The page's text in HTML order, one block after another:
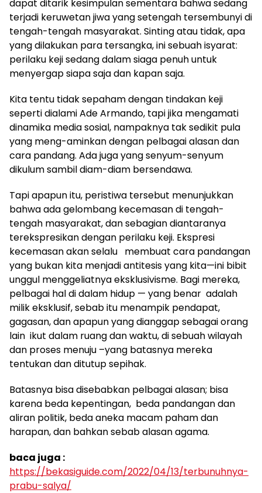
dapat ditarik kesimpulan sementara bahwa sedang
terjadi keruwetan jiwa yang setengah tersembunyi di
tengah-tengah masyarakat. Sinting atau tidak, apa
yang dilakukan para tersangka, ini sebuah isyarat:
perilaku keji sedang dalam siaga penuh untuk
menyergap siapa saja dan kapan saja.
Kita tentu tidak sepaham dengan tindakan keji
seperti dialami Ade Armando, tapi jika mengamati
dinamika media sosial, nampaknya tak sedikit pula
yang meng-aminkan dengan pelbagai alasan dan
cara pandang. Ada juga yang senyum-senyum
dikulum sambil diam-diam bersendawa.
Tapi apapun itu, peristiwa tersebut menunjukkan
bahwa ada gelombang kecemasan di tengah-
tengah masyarakat, dan sebagian diantaranya
terekspresikan dengan perilaku keji. Ekspresi
kecemasan akan selalu membuat cara pandangan
yang bukan kita menjadi antitesis yang kita—ini bibit
unggul menggeliatnya eksklusivisme. Bagi mereka,
pelbagai hal di dalam hidup — yang benar adalah
milik eksklusif, sebab itu menampik pendapat,
gagasan, dan apapun yang dianggap sebagai orang
lain ikut dalam ruang dan waktu, di sebuah wilayah
dan proses menuju –yang batasnya mereka
tentukan dan ditutup sepihak.
Batasnya bisa disebabkan pelbagai alasan; bisa
karena beda kepentingan, beda pandangan dan
aliran politik, beda aneka macam paham dan
harapan, dan bahkan sebab alasan agama.
baca juga :
https://bekasiguide.com/2022/04/13/terbunuhnya-
prabu-salya/